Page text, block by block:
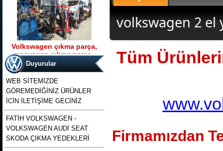
Volkswagen çıkma parça,
vosvagen çıkma parça,
wosvagen çıkma parça,
woswagen çıkma parça, vw
çıkma p
Ürün Kodu : t5 kasa transporter 2500 tdı
130 beygirlik çıkma motor
t5 kasa transporter 2500 tdı
130 beygirlik çıkma motor
Duyurular
WEB SİTEMİZDE
GÖREMEDİĞİNİZ ÜRÜNLER
İCİN İLETİŞİME GECİNİZ
FATİH VOLKSWAGEN -
VOLKSWAGEN AUDİ SEAT
SKODA ÇIKMA YEDEKLERİ
volkswagen 2 el
Tüm
Firmamızdan